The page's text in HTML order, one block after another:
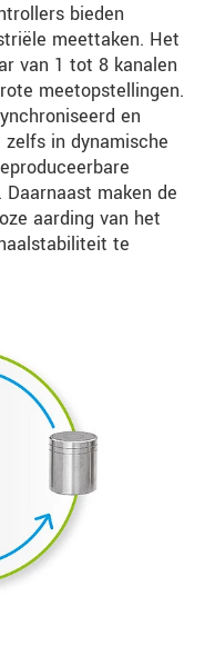
bieden
meettaken. Het
van 1 tot 8 kanalen
meetopstellingen.
en
in dynamische
maken de
aarding van het
te